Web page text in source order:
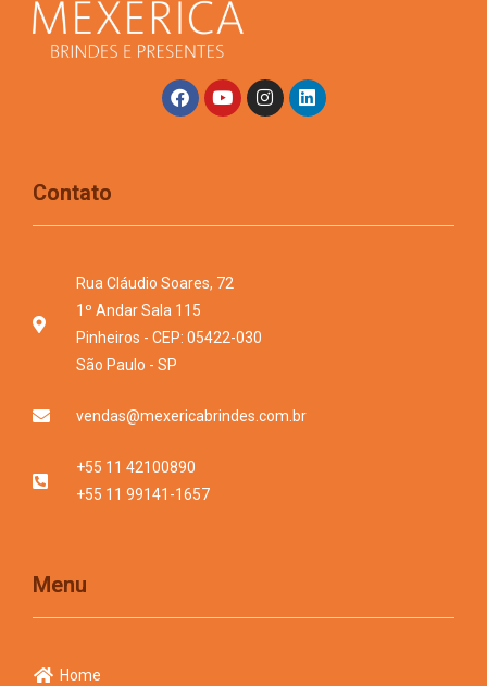
Contato
Rua Cláudio Soares, 72
1º Andar Sala 115
Pinheiros - CEP: 05422-030
São Paulo - SP
vendas@mexericabrindes.com.br
+55 11 42100890
+55 11 99141-1657
Menu
Home